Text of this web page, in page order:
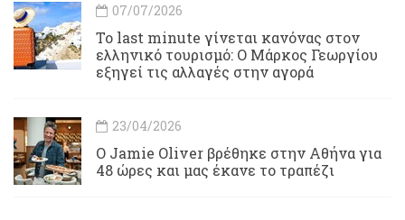
07/07/2026
Το last minute γίνεται κανόνας στον
ελληνικό τουρισμό: Ο Μάρκος Γεωργίου
εξηγεί τις αλλαγές στην αγορά
23/04/2026
Ο Jamie Oliver βρέθηκε στην Αθήνα για
48 ώρες και μας έκανε το τραπέζι